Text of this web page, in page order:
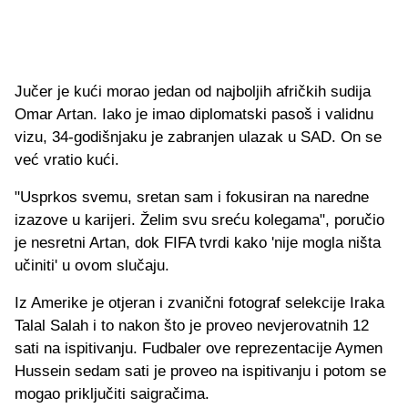
Jučer je kući morao jedan od najboljih afričkih sudija
Omar Artan. Iako je imao diplomatski pasoš i validnu
vizu, 34-godišnjaku je zabranjen ulazak u SAD. On se
već vratio kući.
"Usprkos svemu, sretan sam i fokusiran na naredne
izazove u karijeri. Želim svu sreću kolegama", poručio
je nesretni Artan, dok FIFA tvrdi kako 'nije mogla ništa
učiniti' u ovom slučaju.
Iz Amerike je otjeran i zvanični fotograf selekcije Iraka
Talal Salah i to nakon što je proveo nevjerovatnih 12
sati na ispitivanju. Fudbaler ove reprezentacije Aymen
Hussein sedam sati je proveo na ispitivanju i potom se
mogao priključiti saigračima.